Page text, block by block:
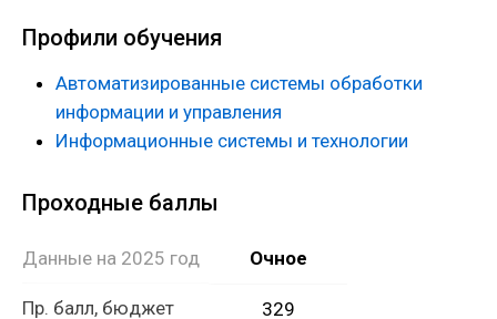
проектных и научно-исследовательских институтах.
Профили обучения
Автоматизированные системы обработки
информации и управления
Информационные системы и технологии
Проходные баллы
Данные на 2025 год Очное
Пр. балл, бюджет 329